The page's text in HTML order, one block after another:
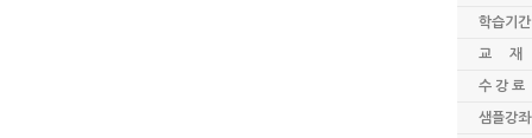
학습기간
교 재
수 강 료
샘플강좌